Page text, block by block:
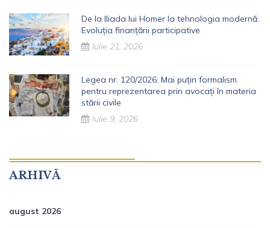
De la Iliada lui Homer la tehnologia modernă:
Evoluția finanțării participative
Iulie 21, 2026
Legea nr. 120/2026: Mai puțin formalism
pentru reprezentarea prin avocați în materia
stării civile
Iulie 9, 2026
ARHIVĂ
august 2026